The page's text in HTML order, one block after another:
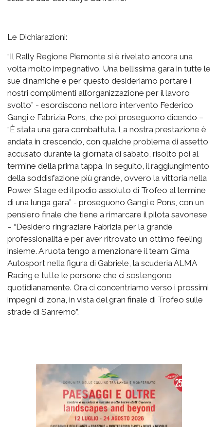
Le Dichiarazioni:
“Il Rally Regione Piemonte si è rivelato ancora una
volta molto impegnativo. Una bellissima gara in tutte le
sue dinamiche e per questo desideriamo portare i
nostri complimenti all’organizzazione per il lavoro
svolto” - esordiscono nel loro intervento Federico
Gangi e Fabrizia Pons, che poi proseguono dicendo –
“È stata una gara combattuta. La nostra prestazione è
andata in crescendo, con qualche problema di assetto
accusato durante la giornata di sabato, risolto poi al
termine della prima tappa. In seguito, il raggiungimento
della soddisfazione più grande, ovvero la vittoria nella
Power Stage ed il podio assoluto di Trofeo al termine
di una lunga gara” - proseguono Gangi e Pons, con un
pensiero finale che tiene a rimarcare il pilota savonese
– “Desidero ringraziare Fabrizia per la grande
professionalità e per aver ritrovato un ottimo feeling
insieme. A ruota tengo a menzionare il team Gima
Autosport nella figura di Gabriele, la scuderia ALMA
Racing e tutte le persone che ci sostengono
quotidianamente. Ora ci concentriamo verso i prossimi
impegni di zona, in vista del gran finale di Trofeo sulle
strade di Sanremo”.